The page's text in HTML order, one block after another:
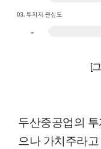
[
두산중공업의
으나 가치주라